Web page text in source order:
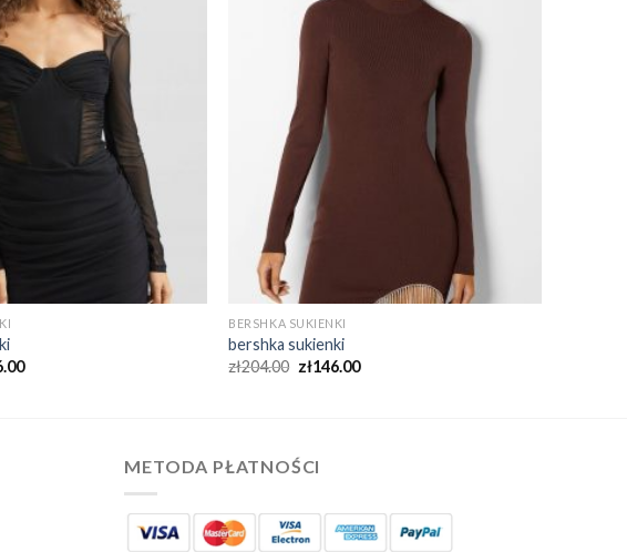
BERSHKA SUKIENKI
bershka sukienki
zł204.00 zł146.00
METODA PŁATNOŚCI